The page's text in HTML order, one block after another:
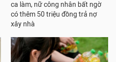
ca làm, nữ công nhân bất ngờ
có thêm 50 triệu đồng trả nợ
xây nhà